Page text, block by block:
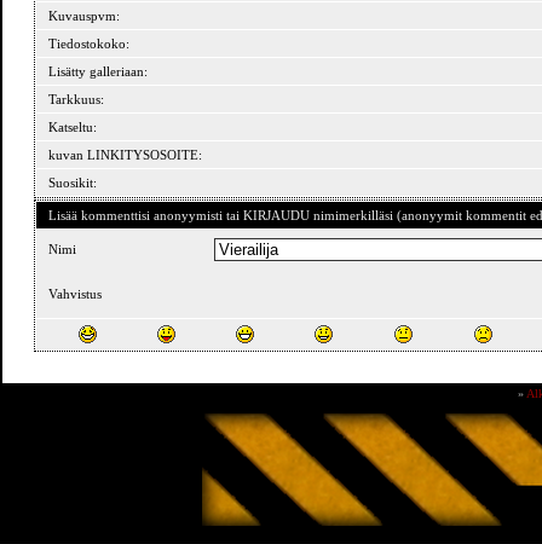
Kuvauspvm:
Tiedostokoko:
Lisätty galleriaan:
Tarkkuus:
Katseltu:
kuvan LINKITYSOSOITE:
Suosikit:
Lisää kommenttisi anonyymisti tai KIRJAUDU nimimerkilläsi (anonyymit kommentit
Nimi
Vahvistus
»